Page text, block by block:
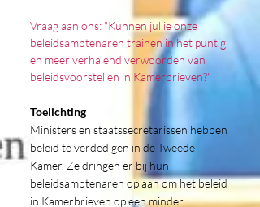
Vraag aan ons: "Kunnen jullie onze
beleidsambtenaren trainen in het puntig
en meer verhalend verwoorden van
beleidsvoorstellen in Kamerbrieven?"
Toelichting
Ministers en staatssecretarissen hebben
beleid te verdedigen in de Tweede
Kamer. Ze dringen er bij hun
beleidsambtenaren op aan om het beleid
in Kamerbrieven op een minder